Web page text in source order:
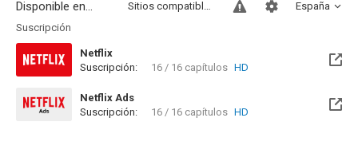
Disponible en... España
Sitios compatibles
Suscripción
Netflix
Suscripción:
16 / 16 capítulos HD
Netflix Ads
Suscripción:
16 / 16 capítulos HD